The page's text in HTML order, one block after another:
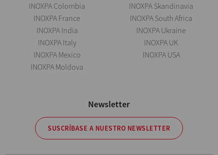
INOXPA Colombia
INOXPA France
INOXPA India
INOXPA Italy
INOXPA Mexico
INOXPA Moldova
INOXPA Skandinavia
INOXPA South Africa
INOXPA Ukraine
INOXPA UK
INOXPA USA
Newsletter
SUSCRÍBASE A NUESTRO NEWSLETTER